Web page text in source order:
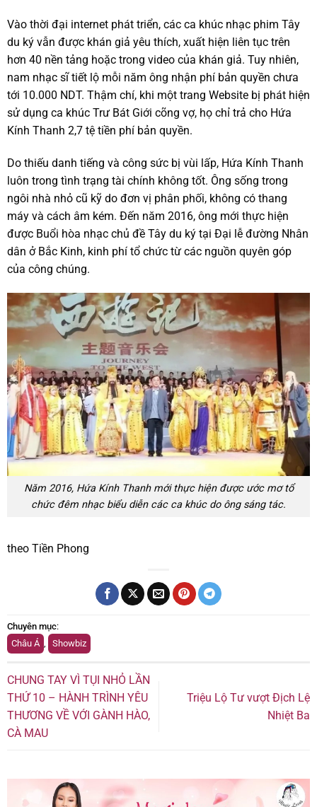
Vào thời đại internet phát triển, các ca khúc nhạc phim Tây
du ký vẫn được khán giả yêu thích, xuất hiện liên tục trên
hơn 40 nền tảng hoặc trong video của khán giả. Tuy nhiên,
nam nhạc sĩ tiết lộ mỗi năm ông nhận phí bản quyền chưa
tới 10.000 NDT. Thậm chí, khi một trang Website bị phát hiện
sử dụng ca khúc Trư Bát Giới cõng vợ, họ chỉ trả cho Hứa
Kính Thanh 2,7 tệ tiền phí bản quyền.
Do thiếu danh tiếng và công sức bị vùi lấp, Hứa Kính Thanh
luôn trong tình trạng tài chính không tốt. Ông sống trong
ngôi nhà nhỏ cũ kỹ do đơn vị phân phối, không có thang
máy và cách âm kém. Đến năm 2016, ông mới thực hiện
được Buổi hòa nhạc chủ đề Tây du ký tại Đại lễ đường Nhân
dân ở Bắc Kinh, kinh phí tổ chức từ các nguồn quyên góp
của công chúng.
Năm 2016, Hứa Kính Thanh mới thực hiện được ước mơ tổ
chức đêm nhạc biểu diễn các ca khúc do ông sáng tác.
theo Tiền Phong
Chuyên mục:
Châu Á , Showbiz
CHUNG TAY VÌ TỤI NHỎ LẦN
THỨ 10 – HÀNH TRÌNH YÊU
THƯƠNG VỀ VỚI GÀNH HÀO,
CÀ MAU
Triệu Lộ Tư vượt Địch Lệ
Nhiệt Ba